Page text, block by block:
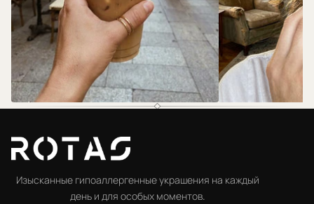
Изысканные гипоаллергенные украшения на каждый
день и для особых моментов.